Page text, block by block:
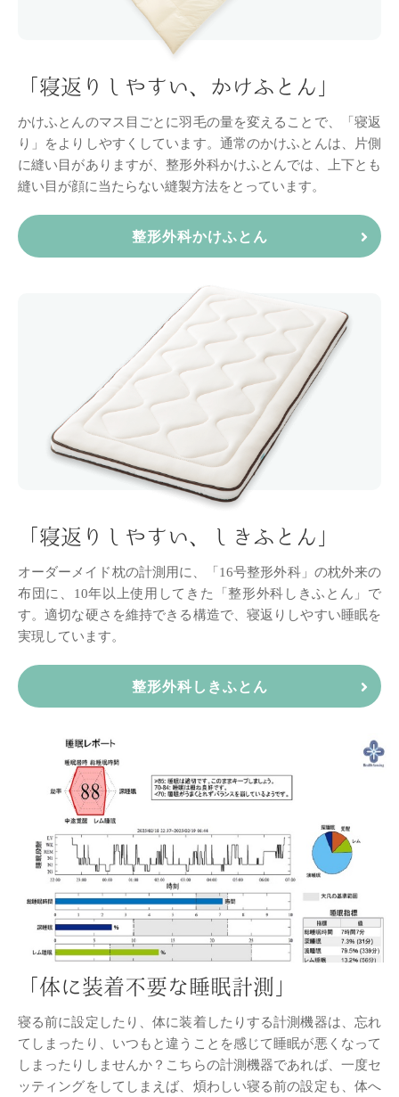
「寝返りしやすい、かけふとん」
かけふとんのマス目ごとに羽毛の量を変えることで、「寝返
り」をよりしやすくしています。 通常のかけふとんは、片側
に縫い目がありますが、整形外科かけふとんでは、上下とも
縫い目が顔に当たらない縫製方法をとっています。
整形外科かけふとん
「寝返りしやすい、しきふとん」
オーダーメイド枕の計測用に、「16号整形外科」の枕外来の
布団に、10年以上使用してきた「整形外科しきふとん」で
す。適切な硬さを維持できる構造で、 寝返りしやすい睡眠を
実現しています。
整形外科しきふとん
「体に装着不要な睡眠計測」
寝る前に設定したり、体に装着したりする計測機器は、忘れ
てしまったり、いつもと違うことを感じて睡眠が悪くなって
しまったりしませんか？こちらの計測機器であれば、一度セ
ッティングをしてしまえば、煩わしい寝る前の設定も、体へ